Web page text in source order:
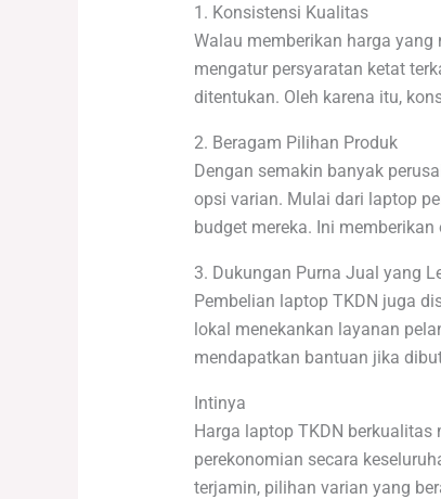
1. Konsistensi Kualitas
Walau memberikan harga
mengatur persyaratan ketat
ditentukan. Oleh karena itu,
2. Beragam Pilihan Produk
Dengan semakin banyak
opsi varian. Mulai dari laptop
budget mereka. Ini
3. Dukungan Purna Jual yang
Pembelian laptop TKDN juga
lokal menekankan layanan
mendapatkan bantuan jika
Intinya
Harga laptop TKDN
perekonomian secara
terjamin, pilihan varian yang